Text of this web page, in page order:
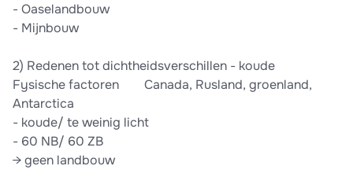
-​ Oaselandbouw
-​ Mijnbouw
2)​ Redenen tot dichtheidsverschillen - koude​ ​ ​ ​
Fysische factoren​ ​ ​ ​ ​ ​ ​ ​ Canada, Rusland, groenland,
Antarctica
-​ koude/ te weinig licht
-​ 60 NB/ 60 ZB
→ geen landbouw